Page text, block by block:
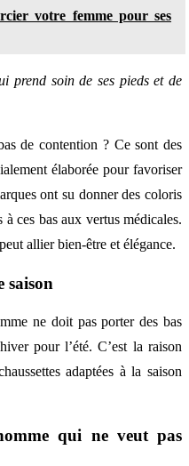
votre femme pour ses
prend soin de ses pieds et de
de contention ? Ce sont des
élaborée pour favoriser
ont su donner des coloris
ces bas aux vertus médicales.
allier bien-être et élégance.
saison
ne doit pas porter des bas
pour l’été. C’est la raison
adaptées à la saison
qui ne veut pas